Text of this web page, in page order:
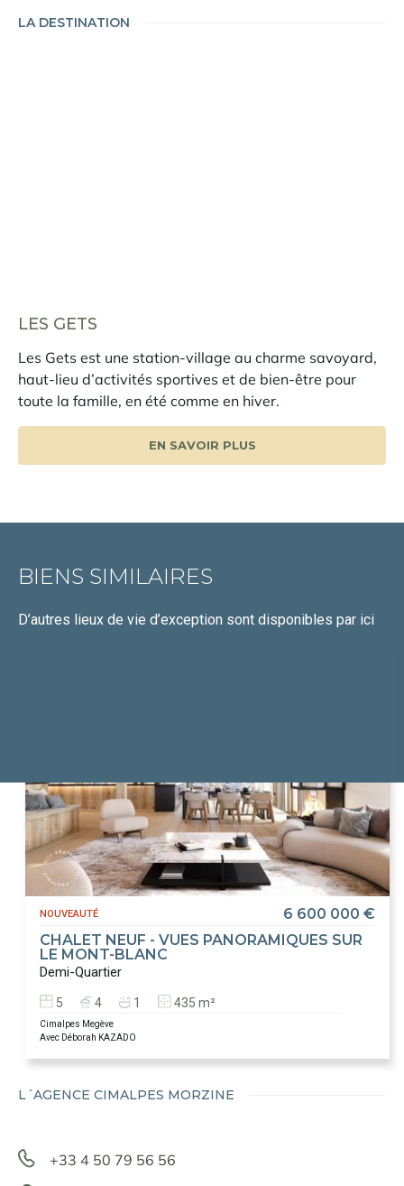
LA DESTINATION
LES GETS
Les Gets est une station-village au charme savoyard,
haut-lieu d’activités sportives et de bien-être pour
toute la famille, en été comme en hiver.
EN SAVOIR PLUS
BIENS SIMILAIRES
D’autres lieux de vie d’exception sont disponibles par ici
NOUVEAUTÉ
6 600 000 €
CHALET NEUF - VUES PANORAMIQUES SUR
LE MONT-BLANC
Demi-Quartier
5 4 1 435 m²
Cimalpes Megève
Avec Déborah KAZADO
L´AGENCE CIMALPES MORZINE
+33 4 50 79 56 56